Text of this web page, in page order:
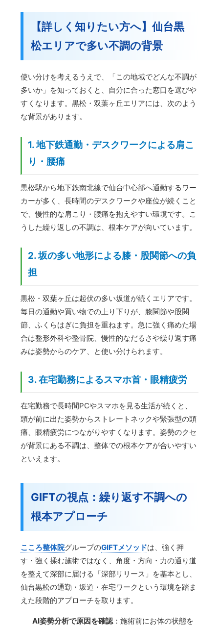
【詳しく知りたい方へ】仙台黒
松エリアで多い不調の背景
使い分けを考えるうえで、「この地域でどんな不調が
多いか」を知っておくと、自分に合った窓口を選びや
すくなります。黒松・双葉ヶ丘エリアには、次のよう
な背景があります。
1. 地下鉄通勤・デスクワークによる肩こ
り・腰痛
黒松駅から地下鉄南北線で仙台中心部へ通勤するワー
カーが多く、長時間のデスクワークや座位が続くこと
で、慢性的な肩こり・腰痛を抱えやすい環境です。こ
うした繰り返しの不調は、根本ケアが向いています。
2. 坂の多い地形による膝・股関節への負
担
黒松・双葉ヶ丘は起伏の多い坂道が続くエリアです。
毎日の通勤や買い物での上り下りが、膝関節や股関
節、ふくらはぎに負担を重ねます。急に強く痛めた場
合は整形外科や整骨院、慢性的なだるさや繰り返す痛
みは姿勢からのケア、と使い分けられます。
3. 在宅勤務によるスマホ首・眼精疲労
在宅勤務で長時間PCやスマホを見る生活が続くと、
頭が前に出た姿勢からストレートネックや緊張型の頭
痛、眼精疲労につながりやすくなります。姿勢のクセ
が背景にある不調は、整体での根本ケアが合いやすい
といえます。
GIFTの視点：繰り返す不調への
根本アプローチ
こころ整体院グループのGIFTメソッドは、強く押
す・強く揉む施術ではなく、角度・方向・力の通り道
を整えて深部に届ける「深部リリース」を基本とし、
仙台黒松の通勤・坂道・在宅ワークという環境を踏ま
えた段階的アプローチを取ります。
AI姿勢分析で原因を確認：施術前にお体の状態を